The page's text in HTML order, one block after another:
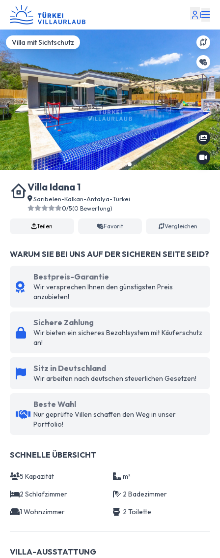
|
Villa mit Sichtschutz
Villa Idana 1
Sarıbelen-Kalkan-Antalya-Türkei
0/5(0 Bewertung)
Teilen Favorit Vergleichen
WARUM SIE BEI UNS AUF DER SICHEREN SEITE SEID?
Bestpreis-Garantie
Wir versprechen Ihnen den günstigsten Preis
anzubieten!
Sichere Zahlung
Wir bieten ein sicheres Bezahlsystem mit Käuferschutz
an!
Sitz in Deutschland
Wir arbeiten nach deutschen steuerlichen Gesetzen!
Beste Wahl
Nur geprüfte Villen schaffen den Weg in unser
Portfolio!
SCHNELLE ÜBERSICHT
5 Kapazität
m²
2 Schlafzimmer
2 Badezimmer
1 Wohnzimmer
2 Toilette
VILLA-AUSSTATTUNG